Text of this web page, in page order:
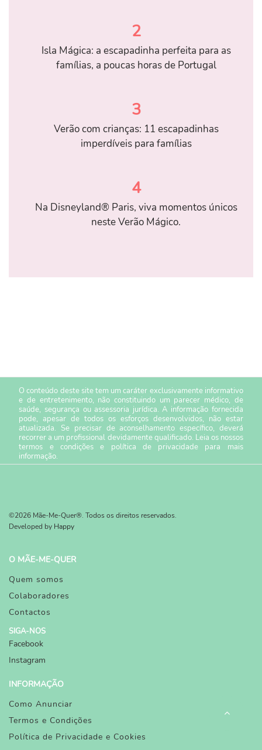
2
Isla Mágica: a escapadinha perfeita para as
famílias, a poucas horas de Portugal
3
Verão com crianças: 11 escapadinhas
imperdíveis para famílias
4
Na Disneyland® Paris, viva momentos únicos
neste Verão Mágico.
O conteúdo deste site tem um caráter exclusivamente informativo
e de entretenimento, não constituindo um parecer médico, de
saúde, segurança ou assessoria jurídica. A informação fornecida
pode, apesar de todos os esforços desenvolvidos, não estar
atualizada. Se precisar de aconselhamento específico, deverá
recorrer a um profissional devidamente qualificado. Leia os nossos
termos e condiçõese política de privacidade para mais
informação.
©2026 Mãe-Me-Quer®. Todos os direitos reservados.
Developed by Happy
O MÃE-ME-QUER
Quem somos
Colaboradores
Contactos
SIGA-NOS
Facebook
Instagram
INFORMAÇÃO
Como Anunciar
Termos e Condições
Política de Privacidade e Cookies